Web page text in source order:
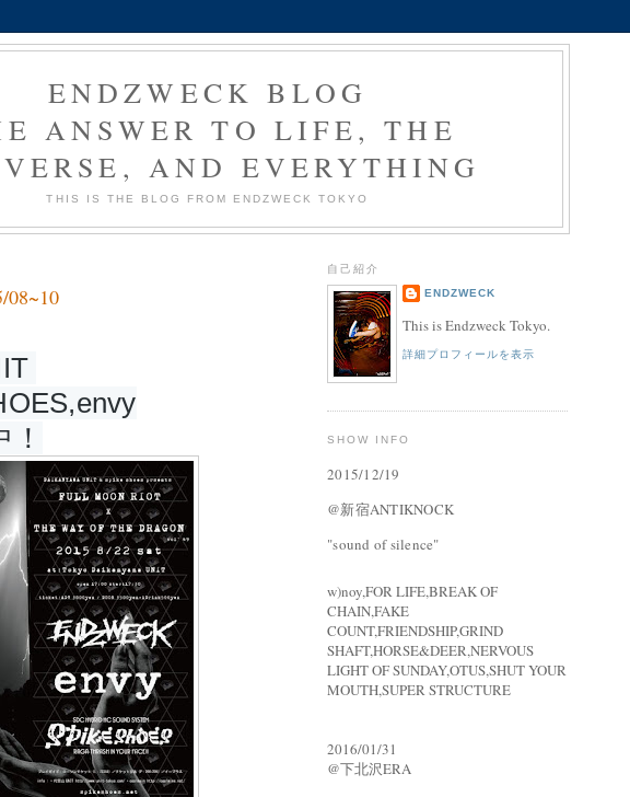
ENDZWECK BLOG
ANSWER TO LIFE, THE
AND EVERYTHING
THIS IS THE BLOG FROM ENDZWECK TOKYO
自己紹介
ENDZWECK
This is Endzweck Tokyo.
詳細プロフィールを表示
SHOW INFO
2015/12/19
@新宿ANTIKNOCK
"sound of silence"
w)noy,FOR LIFE,BREAK OF
CHAIN,FAKE
COUNT,FRIENDSHIP,GRIND
SHAFT,HORSE&DEER,NERVOUS
LIGHT OF SUNDAY,OTUS,SHUT YOUR
MOUTH,SUPER STRUCTURE
2016/01/31
@下北沢ERA